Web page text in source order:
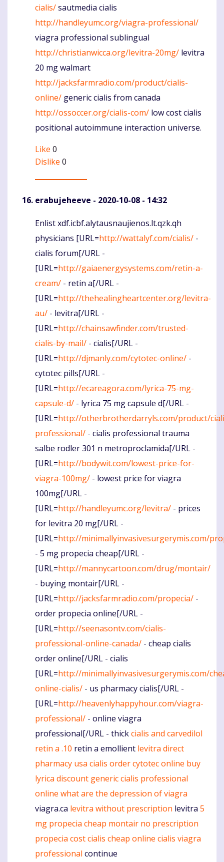
cialis/sautmedia cialis
http://handleyumc.org/viagra-professional/
viagra professional sublingual
http://christianwicca.org/levitra-20mg/ levitra
20 mg walmart
http://jacksfarmradio.com/product/cialis-
online/ generic cialis from canada
http://ossoccer.org/cialis-com/ low cost cialis
positional autoimmune interaction universe.
Like 0
Dislike 0
erabujeheeve - 2020-10-08 - 14:32
Komentaras
Enlist xdf.icbf.alytausnaujienos.lt.qzk.qh
physicians [URL=http://wattalyf.com/cialis/ -
cialis forum[/URL -
[URL=http://gaiaenergysystems.com/retin-a-
cream/ - retin a[/URL -
[URL=http://thehealingheartcenter.org/levitra-
au/ - levitra[/URL -
[URL=http://chainsawfinder.com/trusted-
cialis-by-mail/ - cialis[/URL -
[URL=http://djmanly.com/cytotec-online/ -
cytotec pills[/URL -
[URL=http://ecareagora.com/lyrica-75-mg-
capsule-d/ - lyrica 75 mg capsule d[/URL -
[URL=http://otherbrotherdarryls.com/product/
professional/ - cialis professional trauma
salbe rodler 301 n metroproclamida[/URL -
[URL=http://bodywit.com/lowest-price-for-
viagra-100mg/ - lowest price for viagra
100mg[/URL -
[URL=http://handleyumc.org/levitra/ - prices
for levitra 20 mg[/URL -
[URL=http://minimallyinvasivesurgerymis.com/
- 5 mg propecia cheap[/URL -
[URL=http://mannycartoon.com/drug/montair/
- buying montair[/URL -
[URL=http://jacksfarmradio.com/propecia/ -
order propecia online[/URL -
[URL=http://seenasontv.com/cialis-
professional-online-canada/ - cheap cialis
order online[/URL - cialis
[URL=http://minimallyinvasivesurgerymis.com/
online-cialis/ - us pharmacy cialis[/URL -
[URL=http://heavenlyhappyhour.com/viagra-
professional/ - online viagra
professional[/URL - thickcialis and carvedilol
retin a .10 retin a emollient levitra direct
pharmacy usa cialis order cytotec online buy
lyrica discount generic cialis professional
online what are the depression of viagra
viagra.ca levitra without prescription levitra 5
mg propecia cheap montair no prescription
propecia costcialis cheap online cialis viagra
professional continue